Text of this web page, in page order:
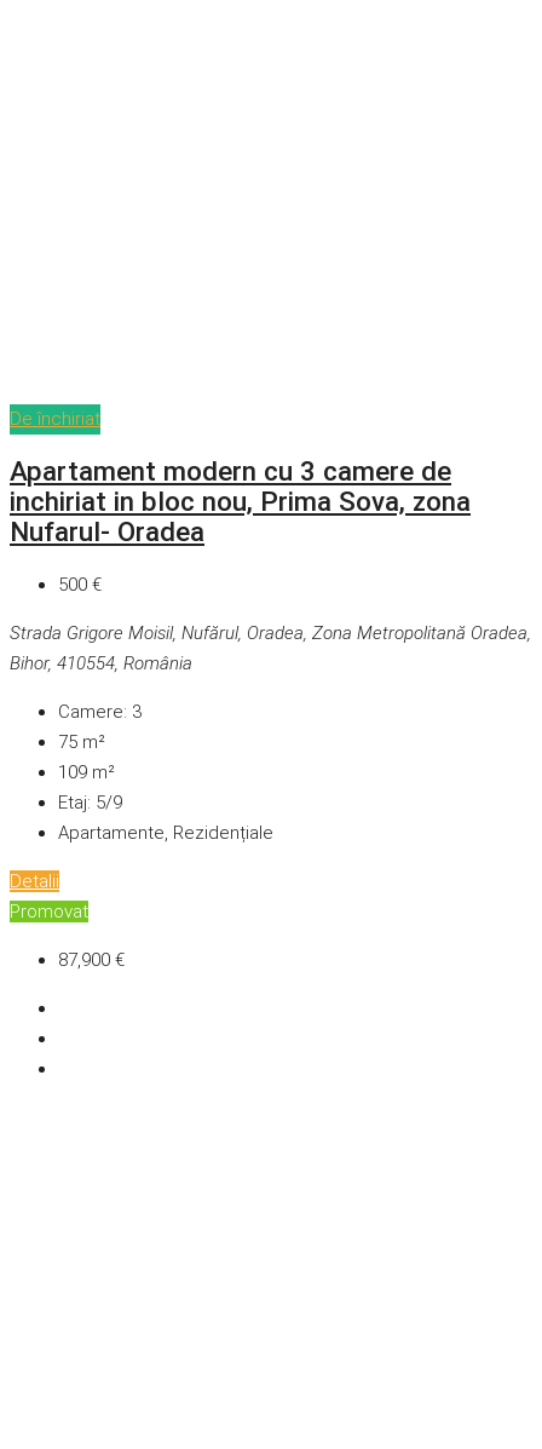
De închiriat
Apartament modern cu 3 camere de
inchiriat in bloc nou, Prima Sova, zona
Nufarul- Oradea
500 €
Strada Grigore Moisil, Nufărul, Oradea, Zona Metropolitană Oradea,
Bihor, 410554, România
Camere: 3
75 m²
109 m²
Etaj: 5/9
Apartamente, Rezidențiale
Detalii
Promovat
87,900 €